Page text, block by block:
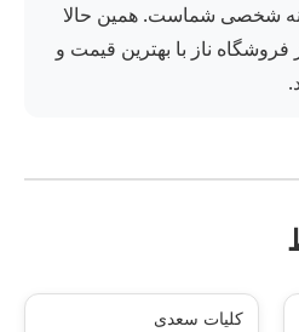
شخصی شماست. همین حالا
فروشگاه ناز با بهترین قیمت و
کلیات سعدی